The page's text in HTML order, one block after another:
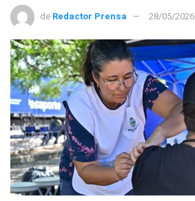
de Redactor Prensa 28/05/2026